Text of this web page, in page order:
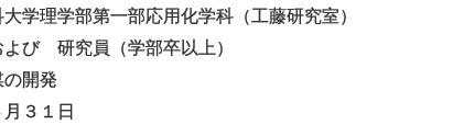
学理学部第一部応用化学科（工藤研究室）
び 研究員（学部卒以上）
開発
３１日